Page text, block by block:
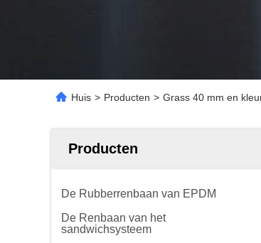
Huis > Producten > Grass 40 mm en
Producten
De Rubberrenbaan van EPDM
De Renbaan van het
sandwichsysteem